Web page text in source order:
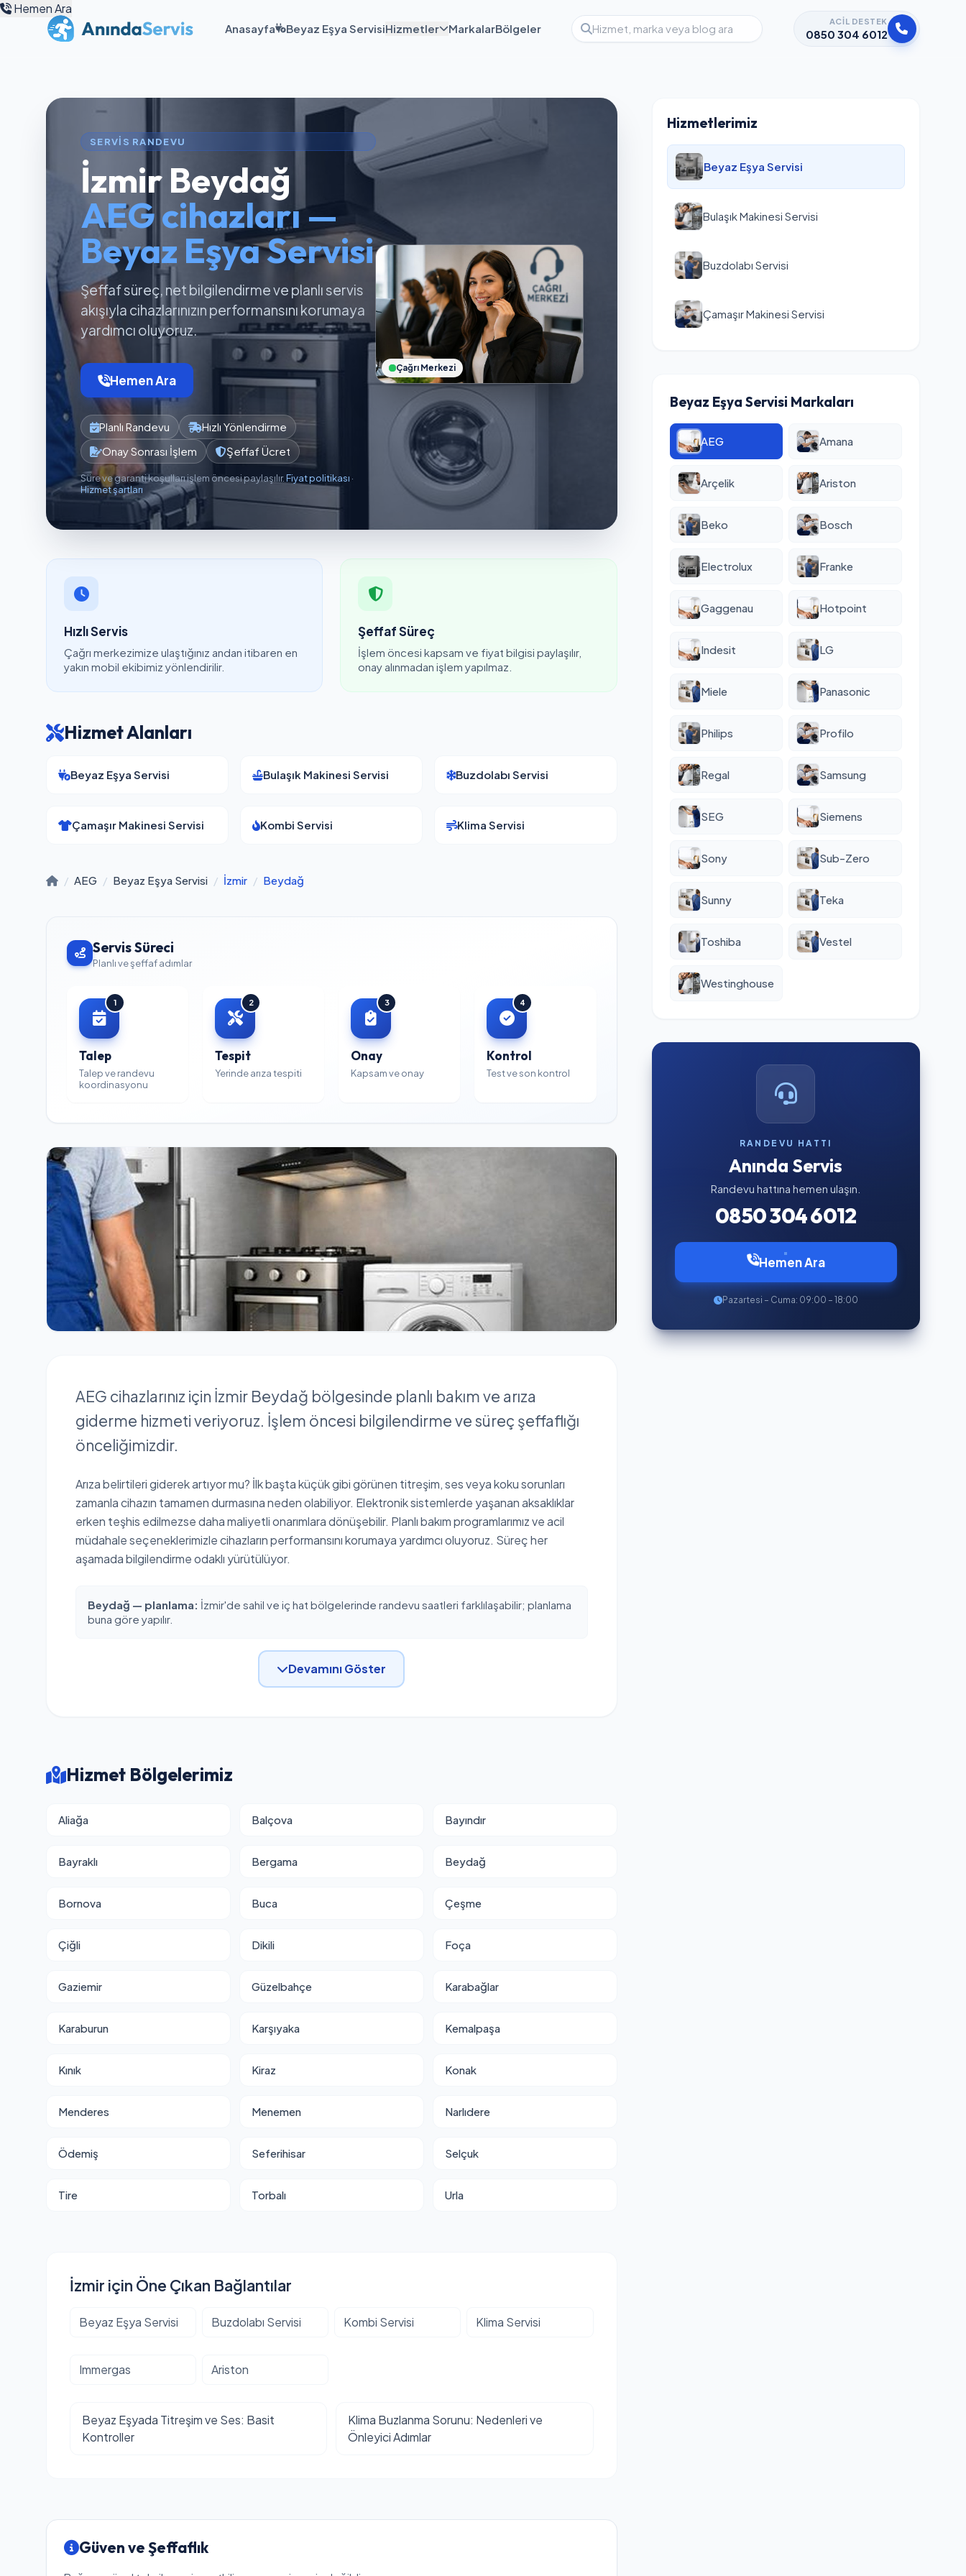
Anasayfa Beyaz Eşya ServisiHizmetler MarkalarBölgeler
ACIL DESTEK
0850 304 6012
Hemen Ara
SERVIS RANDEVU
İzmir Beydağ
AEG cihazları —
Beyaz Eşya Servisi
Şeffaf süreç, net bilgilendirme ve planlı servis
akışıyla cihazlarınızın performansını korumaya
yardımcı oluyoruz.
Hemen Ara
Planlı Randevu
Hızlı Yönlendirme
Onay Sonrası İşlem
Şeffaf Ücret
Süre ve garanti koşulları işlem öncesi paylaşılır.Fiyat politikası ·
Hizmet şartları
Çağrı Merkezi
Hızlı Servis
Çağrı merkezimize ulaştığınız andan itibaren en
yakın mobil ekibimiz yönlendirilir.
Şeffaf Süreç
İşlem öncesi kapsam ve fiyat bilgisi paylaşılır,
onay alınmadan işlem yapılmaz.
Hizmet Alanları
Beyaz Eşya Servisi Bulaşık Makinesi Servisi Buzdolabı Servisi
Çamaşır Makinesi Servisi Kombi Servisi Klima Servisi
/ AEG / Beyaz Eşya Servisi / İzmir / Beydağ
Servis Süreci
Planlı ve şeffaf adımlar
1
Talep
Talep ve randevu
koordinasyonu
2
Tespit
Yerinde arıza tespiti
3
Onay
Kapsam ve onay
4
Kontrol
Test ve son kontrol
AEG cihazlarınız için İzmir Beydağ bölgesinde planlı bakım ve arıza
giderme hizmeti veriyoruz. İşlem öncesi bilgilendirme ve süreç şeffaflığı
önceliğimizdir.
Arıza belirtileri giderek artıyor mu? İlk başta küçük gibi görünen titreşim, ses veya koku sorunları
zamanla cihazın tamamen durmasına neden olabiliyor. Elektronik sistemlerde yaşanan aksaklıklar
erken teşhis edilmezse daha maliyetli onarımlara dönüşebilir. Planlı bakım programlarımız ve acil
müdahale seçeneklerimizle cihazların performansını korumaya yardımcı oluyoruz. Süreç her
aşamada bilgilendirme odaklı yürütülüyor.
Beydağ — planlama: İzmir'de sahil ve iç hat bölgelerinde randevu saatleri farklılaşabilir; planlama
buna göre yapılır.
Devamını Göster
Hizmet Bölgelerimiz
Aliağa Balçova Bayındır
Bayraklı Bergama Beydağ
Bornova Buca Çeşme
Çiğli Dikili Foça
Gaziemir Güzelbahçe Karabağlar
Karaburun Karşıyaka Kemalpaşa
Kınık Kiraz Konak
Menderes Menemen Narlıdere
Ödemiş Seferihisar Selçuk
Tire Torbalı Urla
İzmir için Öne Çıkan Bağlantılar
Beyaz Eşya Servisi Buzdolabı Servisi Kombi Servisi Klima Servisi
Immergas Ariston
Beyaz Eşyada Titreşim ve Ses: Basit
Kontroller
Klima Buzlanma Sorunu: Nedenleri ve
Önleyici Adımlar
Güven ve Şeffaflık
Hizmetlerimiz
Beyaz Eşya Servisi
Bulaşık Makinesi Servisi
Buzdolabı Servisi
Çamaşır Makinesi Servisi
Beyaz Eşya Servisi Markaları
AEG Amana
Arçelik Ariston
Beko Bosch
Electrolux Franke
Gaggenau Hotpoint
Indesit LG
Miele Panasonic
Philips Profilo
Regal Samsung
SEG Siemens
Sony Sub-Zero
Sunny Teka
Toshiba Vestel
Westinghouse
RANDEVU HATTI
Anında Servis
Randevu hattına hemen ulaşın.
0850 304 6012
Hemen Ara
Pazartesi – Cuma: 09:00 – 18:00